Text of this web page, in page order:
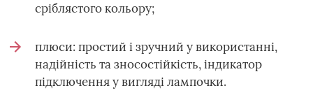
сріблястого кольору;
плюси: простий і зручний у використанні,
надійність та зносостійкість, індикатор
підключення у вигляді лампочки.